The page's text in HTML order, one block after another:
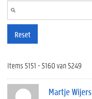
Reset
Items 5151 - 5160 van 5249
Martje Wijers